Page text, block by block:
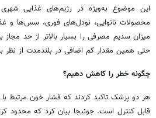
این موضوع به‌ویژه در رژیم‌های غذایی
محصولات نانوایی، نودل‌های فوری، سس‌ها و
میزان سدیم مصرفی را بسیار بالاتر از حد
حتی همین مقدار کم اضافی در بلندمدت از نظر
چگونه خطر را کاهش دهیم؟
هر دو پزشک تاکید کردند که فشار خون مرتبط
قابل کنترل است. جونیجا بیان کرد که محدود